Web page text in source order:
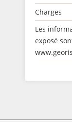
Charges
Les
exposé